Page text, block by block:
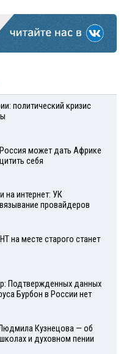
политический кризис
может дать Африке
себя
на интернет: УК
провайдеров
на месте старого станет
Подтвержденных данных
Бурбон в России нет
Кузнецова — об
и духовном пении